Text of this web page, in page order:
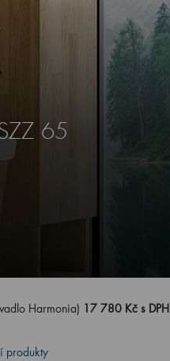
65
Harmonia) 17 780 Kč s DPH
produkty